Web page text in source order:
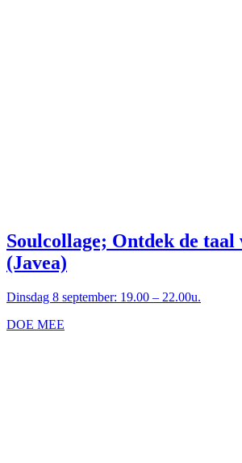
Soulcollage; Ontdek de taal
(Javea)
Dinsdag 8 september: 19.00 – 22.00u.
DOE MEE